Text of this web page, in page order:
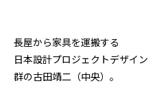
長屋から家具を運搬する
日本設計プロジェクトデザイン
群の古田靖二（中央）。